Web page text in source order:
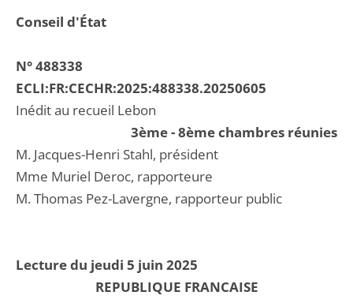
Conseil d'État
N° 488338
ECLI:FR:CECHR:2025:488338.20250605
Inédit au recueil Lebon
3ème - 8ème chambres réunies
M. Jacques-Henri Stahl, président
Mme Muriel Deroc, rapporteure
M. Thomas Pez-Lavergne, rapporteur public
Lecture du jeudi 5 juin 2025
REPUBLIQUE FRANCAISE